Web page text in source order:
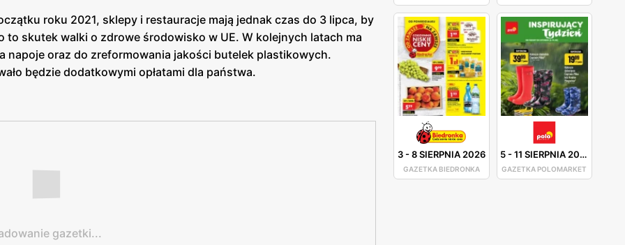
3-8 SIERPNIA 2026
GAZETKA BIEDRONKA
5-11 SIERPNIA 2026
GAZETKA POLOMARKET
roku 2021, sklepy i restauracje mają jednak czas do 3 lipca, by
skutek walki o zdrowe środowisko w UE. W kolejnych latach ma
oraz do zreformowania jakości butelek plastikowych.
będzie dodatkowymi opłatami dla państwa.
gazetki...